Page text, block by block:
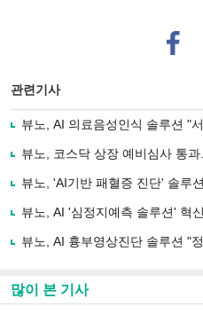
페
이
로
기
사
유
기
관련기사
뷰노, AI 의료음성인식 솔루션 "
뷰노, 코스닥 상장 예비심사 통과
뷰노, 'AI기반 패혈증 진단' 솔루
뷰노, AI '심정지예측 솔루션' 혁
뷰노, AI 흉부영상진단 솔루션 "
많이 본 기사